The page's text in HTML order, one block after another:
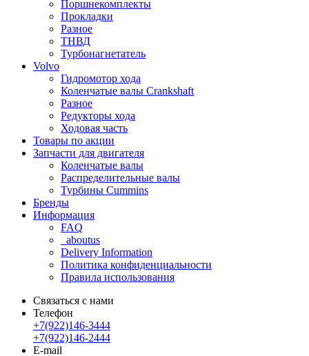
Поршнекомплекты
Прокладки
Разное
ТНВД
Турбонагнетатель
Volvo
Гидромотор хода
Коленчатые валы Crankshaft
Разное
Редукторы хода
Ходовая часть
Товары по акции
Запчасти для двигателя
Коленчатые валы
Распределительные валы
Турбины Cummins
Бренды
Информация
FAQ
_aboutus
Delivery Information
Политика конфиденциальности
Правила использования
Связаться с нами
Телефон
+7(922)146-3444
+7(922)146-2444
E-mail